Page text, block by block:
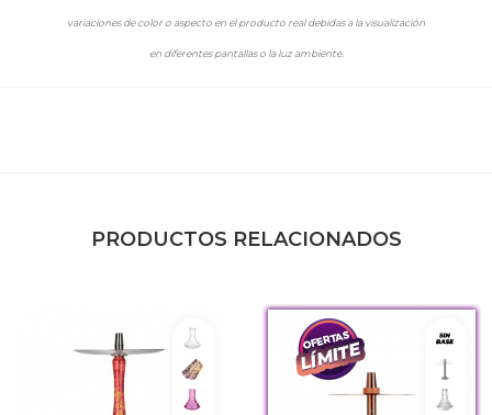
variaciones de color o aspecto en el producto real debidas a la visualización
en diferentes pantallas o la luz ambiente.
PRODUCTOS RELACIONADOS
Clear
Wood Purple Brown
Lowpoly Big Pink
Sin
Sin